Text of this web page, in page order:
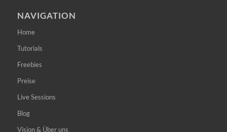
NAVIGATION
Home
Tutorials
Freebies
Preise
Live Sessions
Blog
Vision & Über uns